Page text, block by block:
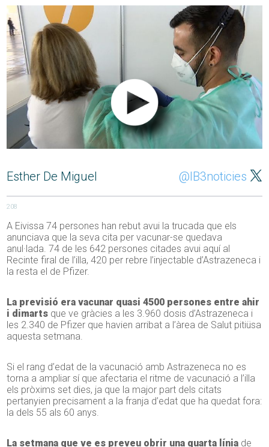
Esther De Miguel @IB3noticies
208
A Eivissa 74 persones han rebut avui la trucada que els
anunciava que la seva cita per vacunar-se quedava
anul·lada. 74 de les 642 persones citades avui aquí al
Recinte firal de l’illa, 420 per rebre l’injectable d’Astrazeneca i
la resta el de Pfizer.
La previsió era vacunar quasi 4500 persones entre ahir
i dimarts que ve gràcies a les 3.960 dosis d’Astrazeneca i
les 2.340 de Pfizer que havien arribat a l’àrea de Salut pitiüsa
aquesta setmana.
Si el rang d’edat de la vacunació amb Astrazeneca no es
torna a ampliar sí que afectaria el ritme de vacunació a l’illa
els pròxims set dies, ja que la major part dels citats
pertanyien precisament a la franja d’edat que ha quedat fora:
la dels 55 als 60 anys.
La setmana que ve es preveu obrir una quarta línia de